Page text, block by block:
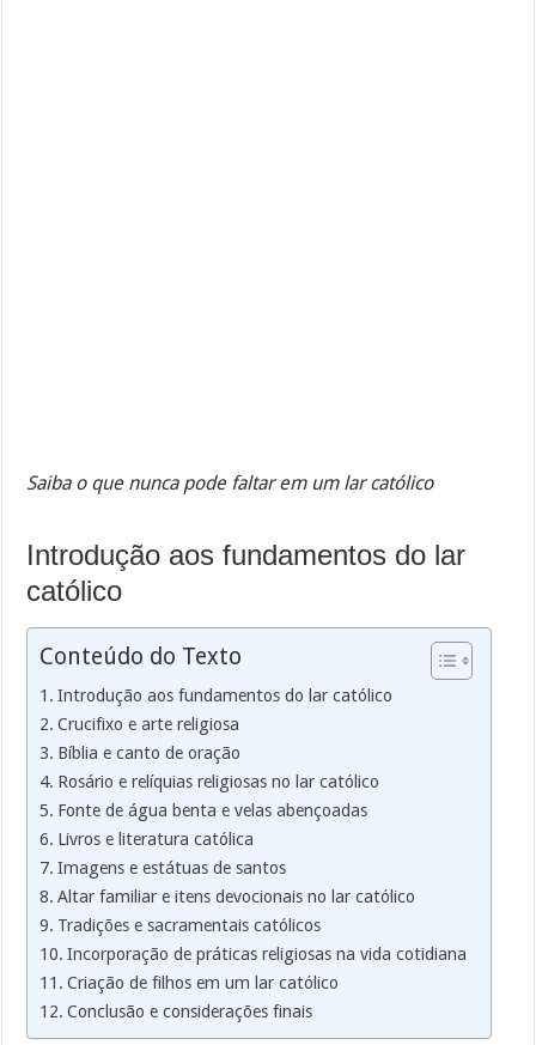
Saiba o que nunca pode faltar em um lar católico
Introdução aos fundamentos do lar
católico
Conteúdo do Texto
Introdução aos fundamentos do lar católico
Crucifixo e arte religiosa
Bíblia e canto de oração
Rosário e relíquias religiosas no lar católico
Fonte de água benta e velas abençoadas
Livros e literatura católica
Imagens e estátuas de santos
Altar familiar e itens devocionais no lar católico
Tradições e sacramentais católicos
Incorporação de práticas religiosas na vida cotidiana
Criação de filhos em um lar católico
Conclusão e considerações finais